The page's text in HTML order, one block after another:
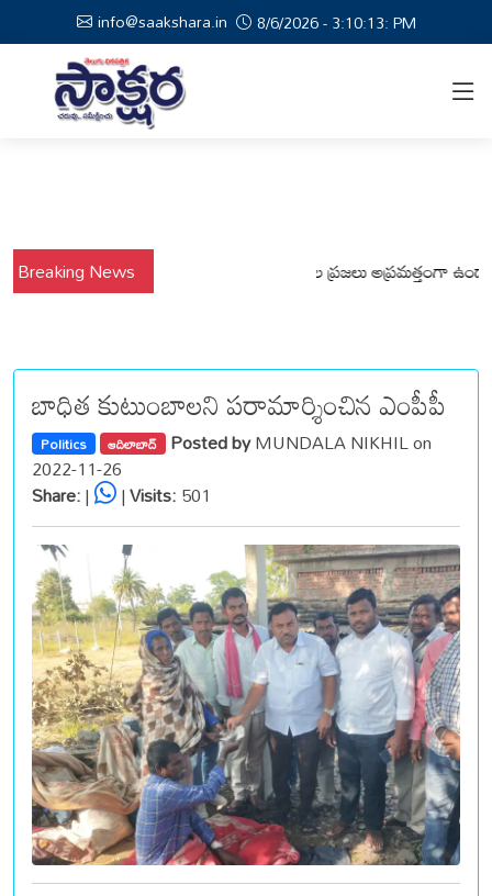
info@saakshara.in 8/6/2026 - 3:10:14: PM
Breaking News
నేపథ్యంలో కోటపల్లి, వేమనపల్లి మండలాల ప్రజలు అప్రమత్తంగా ఉండాలి
బాధిత కుటుంబాలని పరామార్శించిన ఎంపీపీ
Politics ఆదిలాబాద్ Posted byMUNDALA NIKHIL on
2022-11-26
Share:| |Visits:501